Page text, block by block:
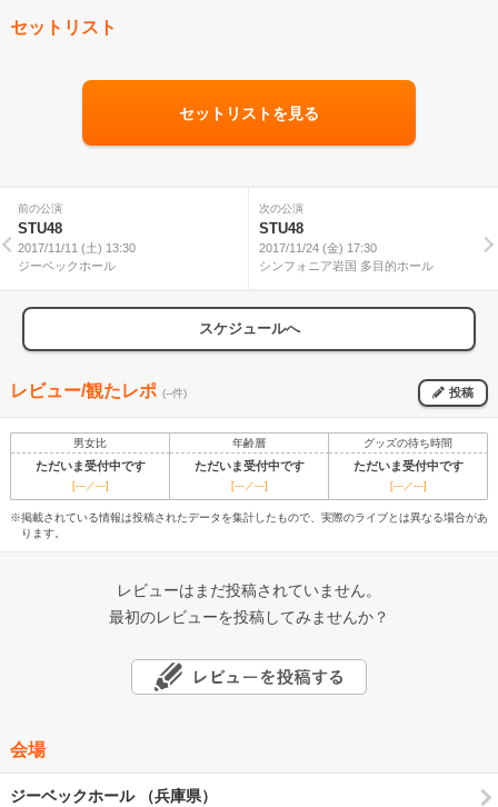
セットリスト
セットリストを見る
前の公演
STU48
2017/11/11 (土) 13:30
ジーベックホール
次の公演
STU48
2017/11/24 (金) 17:30
シンフォニア岩国 多目的ホール
スケジュールへ
レビュー/観たレポ (--件) 投稿
男女比 年齢層 グッズの待ち時間
ただいま受付中です ただいま受付中です ただいま受付中です
[---／---] [---／---] [---／---]
※掲載されている情報は投稿されたデータを集計したもので、実際のライブとは異なる場合があ
ります。
レビューはまだ投稿されていません。
最初のレビューを投稿してみませんか？
会場
ジーベックホール （兵庫県）